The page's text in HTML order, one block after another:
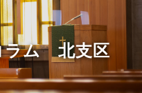
ラム 北支区